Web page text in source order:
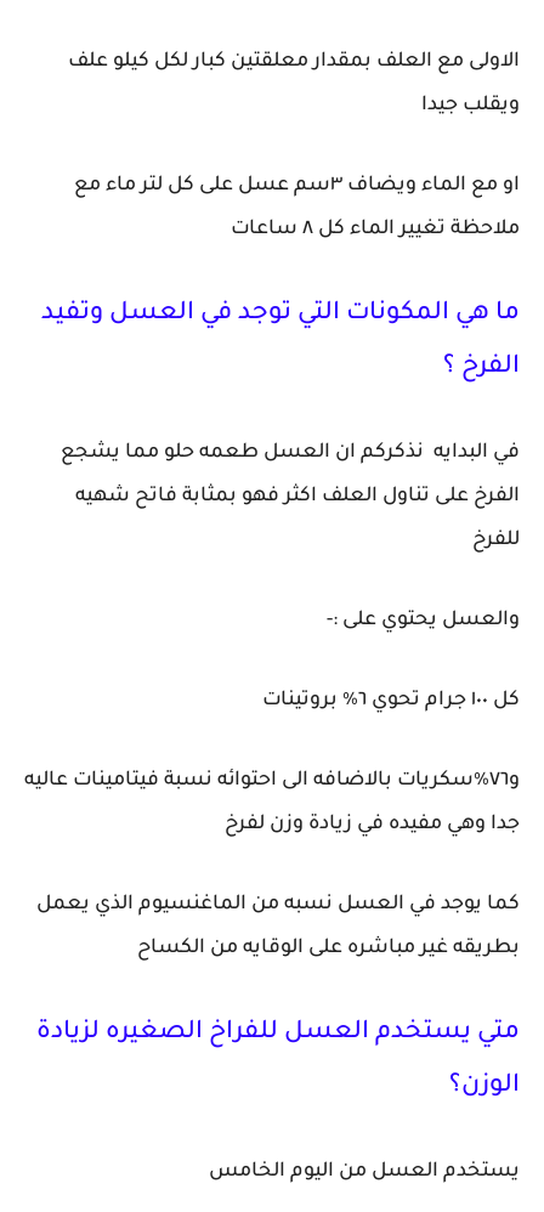
الاولى مع العلف بمقدار معلقتين كبار لكل كيلو علف
ويقلب جيدا
او مع الماء ويضاف ٣سم عسل على كل لتر ماء مع
ملاحظة تغيير الماء كل ٨ ساعات
ما هي المكونات التي توجد في العسل وتفيد
الفرخ ؟
في البدايه نذكركم ان العسل طعمه حلو مما يشجع
الفرخ على تناول العلف اكثر فهو بمثابة فاتح شهيه
للفرخ
والعسل يحتوي على :-
كل ١٠٠ جرام تحوي ٦٪ بروتينات
و٧٦٪سكريات بالاضافه الى احتوائه نسبة فيتامينات عاليه
جدا وهي مفيده في زيادة وزن لفرخ
كما يوجد في العسل نسبه من الماغنسيوم الذي يعمل
بطريقه غير مباشره على الوقايه من الكساح
متي يستخدم العسل للفراخ الصغيره لزيادة
الوزن؟
يستخدم العسل من اليوم الخامس